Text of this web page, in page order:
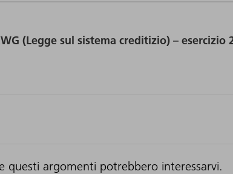
(Legge sul sistema creditizio) – esercizio
questi argomenti potrebbero interessarvi.